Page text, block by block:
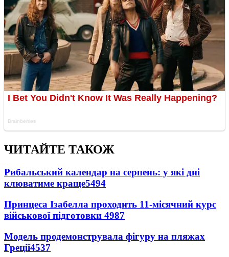
ЧИТАЙТЕ ТАКОЖ
Рибальський календар на серпень: у які дні
клюватиме краще5494
Принцеса Ізабелла проходить 11-місячний курс
військової підготовки 4987
Модель продемонструвала фігуру на пляжах
Греції4537